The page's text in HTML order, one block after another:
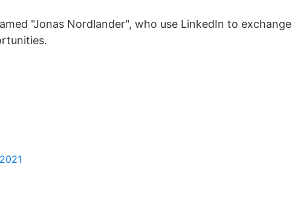
"Jonas Nordlander", who use LinkedIn to exchange